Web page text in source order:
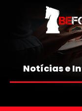
Notícias e